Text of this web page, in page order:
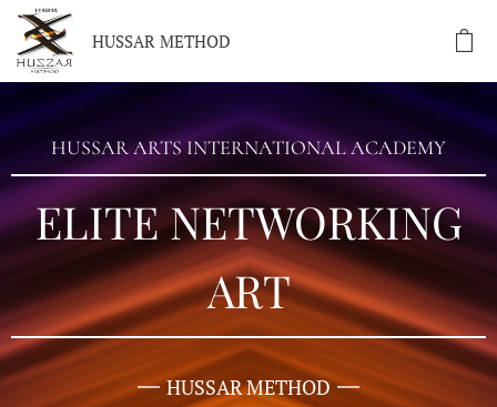
HUSSAR METHOD
HUSSAR ARTS INTERNATIONAL ACADEMY
ELITE NETWORKING
ART
HUSSAR METHOD